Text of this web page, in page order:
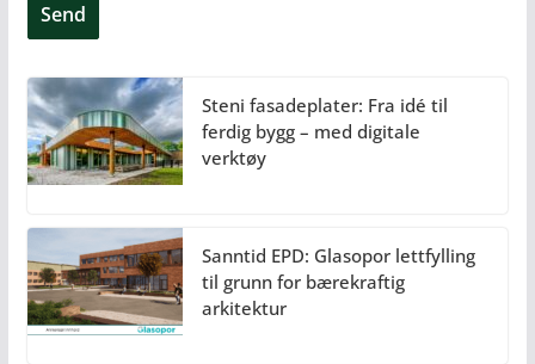
Steni fasadeplater: Fra idé til
ferdig bygg – med digitale
verktøy
Sanntid EPD: Glasopor lettfylling
til grunn for bærekraftig
arkitektur